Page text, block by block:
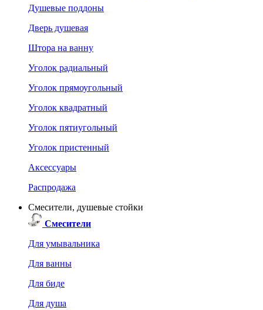
Душевые поддоны
Дверь душевая
Штора на ванну
Уголок радиальный
Уголок прямоугольный
Уголок квадратный
Уголок пятиугольный
Уголок пристенный
Аксессуары
Распродажа
Смесители, душевые стойки
Смесители
Для умывальника
Для ванны
Для биде
Для душа